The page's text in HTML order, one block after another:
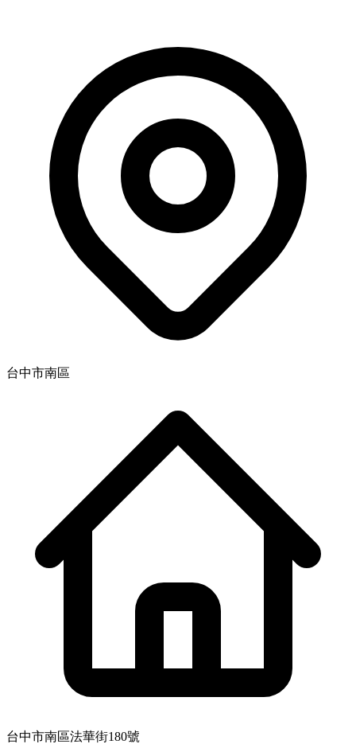
台中市南區
台中市南區法華街180號